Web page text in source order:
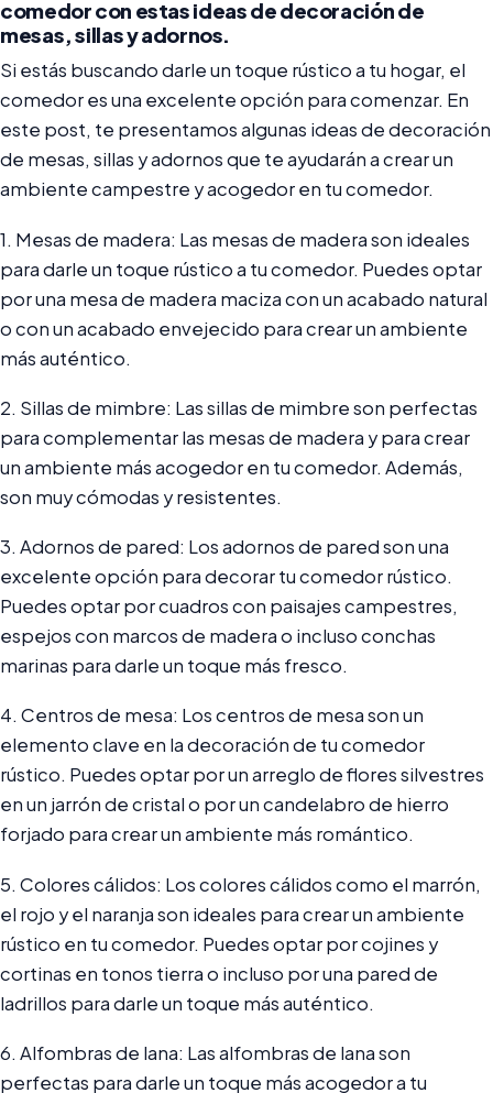
comedor con estas ideas de decoración de
mesas, sillas y adornos.
Si estás buscando darle un toque rústico a tu hogar, el
comedor es una excelente opción para comenzar. En
este post, te presentamos algunas ideas de decoración
de mesas, sillas y adornos que te ayudarán a crear un
ambiente campestre y acogedor en tu comedor.
1. Mesas de madera: Las mesas de madera son ideales
para darle un toque rústico a tu comedor. Puedes optar
por una mesa de madera maciza con un acabado natural
o con un acabado envejecido para crear un ambiente
más auténtico.
2. Sillas de mimbre: Las sillas de mimbre son perfectas
para complementar las mesas de madera y para crear
un ambiente más acogedor en tu comedor. Además,
son muy cómodas y resistentes.
3. Adornos de pared: Los adornos de pared son una
excelente opción para decorar tu comedor rústico.
Puedes optar por cuadros con paisajes campestres,
espejos con marcos de madera o incluso conchas
marinas para darle un toque más fresco.
4. Centros de mesa: Los centros de mesa son un
elemento clave en la decoración de tu comedor
rústico. Puedes optar por un arreglo de flores silvestres
en un jarrón de cristal o por un candelabro de hierro
forjado para crear un ambiente más romántico.
5. Colores cálidos: Los colores cálidos como el marrón,
el rojo y el naranja son ideales para crear un ambiente
rústico en tu comedor. Puedes optar por cojines y
cortinas en tonos tierra o incluso por una pared de
ladrillos para darle un toque más auténtico.
6. Alfombras de lana: Las alfombras de lana son
perfectas para darle un toque más acogedor a tu